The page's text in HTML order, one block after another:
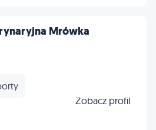
Mrówka
Zobacz profil